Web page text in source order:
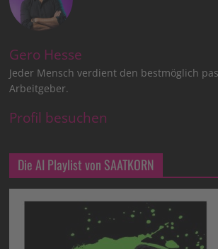
Gero Hesse
Jeder Mensch verdient den bestmöglich
Arbeitgeber.
Profil besuchen
Die AI Playlist von SAATKORN